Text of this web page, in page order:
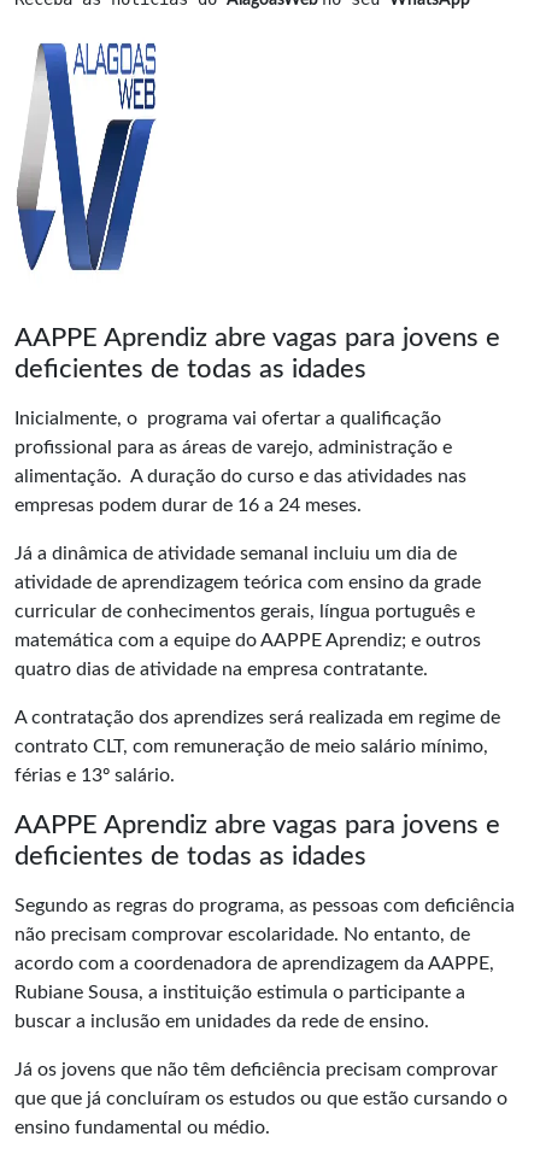
AAPPE Aprendiz abre vagas para jovens e
deficientes de todas as idades
Inicialmente, o programa vai ofertar a qualificação
profissional para as áreas de varejo, administração e
alimentação. A duração do curso e das atividades nas
empresas podem durar de 16 a 24 meses.
Já a dinâmica de atividade semanal incluiu um dia de
atividade de aprendizagem teórica com ensino da grade
curricular de conhecimentos gerais, língua português e
matemática com a equipe do AAPPE Aprendiz; e outros
quatro dias de atividade na empresa contratante.
A contratação dos aprendizes será realizada em regime de
contrato CLT, com remuneração de meio salário mínimo,
férias e 13º salário.
AAPPE Aprendiz abre vagas para jovens e
deficientes de todas as idades
Segundo as regras do programa, as pessoas com deficiência
não precisam comprovar escolaridade. No entanto, de
acordo com a coordenadora de aprendizagem da AAPPE,
Rubiane Sousa, a instituição estimula o participante a
buscar a inclusão em unidades da rede de ensino.
Já os jovens que não têm deficiência precisam comprovar
que que já concluíram os estudos ou que estão cursando o
ensino fundamental ou médio.